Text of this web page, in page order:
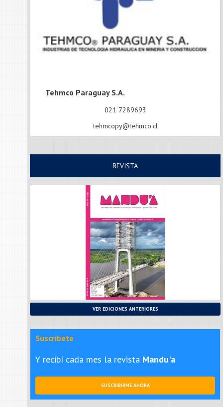
Tehmco Paraguay S.A.
021 7289693
tehmcopy@tehmco.cl
REVISTA
VER EDICIONES ANTERIORES
Suscribete
Y recibí cada mes la revista Mandu'a
SUSCRIBIRME AHORA